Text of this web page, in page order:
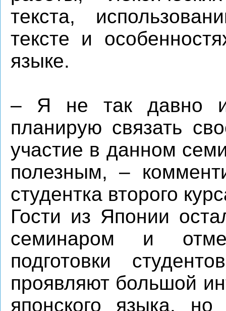
текста,
тексте и
языке.
– Я не так давно
планирую связать
участие в данном
полезным, –
студентка второго
Гости из Японии
семинаром и
подготовки
проявляют большой
японского языка,